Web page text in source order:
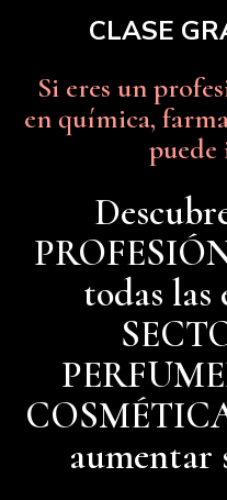
contenido
principal
CLASE
Si eres un
en química,
todas las
aumentar